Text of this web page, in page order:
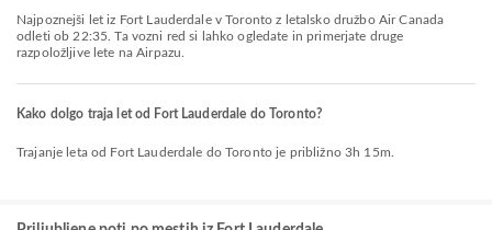
Najpoznejši let iz Fort Lauderdale v Toronto z letalsko družbo Air Canada
odleti ob 22:35. Ta vozni red si lahko ogledate in primerjate druge
razpoložljive lete na Airpazu.
Kako dolgo traja let od Fort Lauderdale do Toronto?
Trajanje leta od Fort Lauderdale do Toronto je približno 3h 15m.